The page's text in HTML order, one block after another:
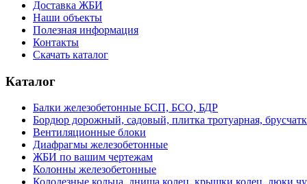
Доставка ЖБИ
Наши объекты
Полезная информация
Контакты
Скачать каталог
Каталог
Балки железобетонные БСП, БСО, БДР
Бордюр дорожный, садовый, плитка тротуарная,
Вентиляционные блоки
Диафрагмы железобетонные
ЖБИ по вашим чертежам
Колонны железобетонные